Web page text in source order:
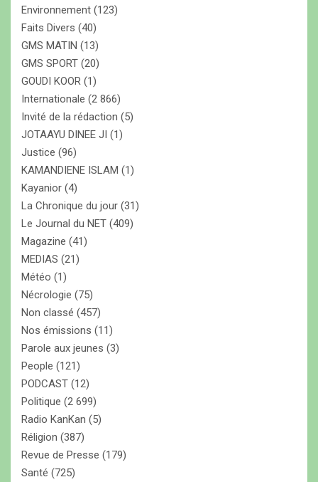
Environnement (123)
Faits Divers (40)
GMS MATIN (13)
GMS SPORT (20)
GOUDI KOOR (1)
Internationale (2 866)
Invité de la rédaction (5)
JOTAAYU DINEE JI (1)
Justice (96)
KAMANDIENE ISLAM (1)
Kayanior (4)
La Chronique du jour (31)
Le Journal du NET (409)
Magazine (41)
MEDIAS (21)
Météo (1)
Nécrologie (75)
Non classé (457)
Nos émissions (11)
Parole aux jeunes (3)
People (121)
PODCAST (12)
Politique (2 699)
Radio KanKan (5)
Réligion (387)
Revue de Presse (179)
Santé (725)